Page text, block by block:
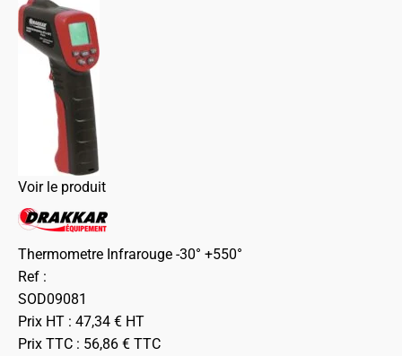
Voir le produit
Thermometre Infrarouge -30° +550°
Ref :
SOD09081
Prix HT : 47,34 € HT
Prix TTC : 56,86 € TTC